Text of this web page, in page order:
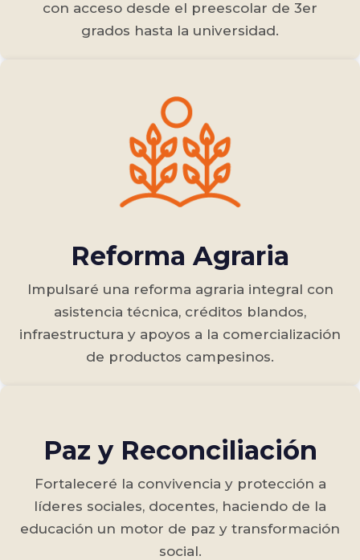
con acceso desde el preescolar de 3er
grados hasta la universidad.
Reforma Agraria
Impulsaré una reforma agraria integral con
asistencia técnica, créditos blandos,
infraestructura y apoyos a la comercialización
de productos campesinos.
Paz y Reconciliación
Fortaleceré la convivencia y protección a
líderes sociales, docentes, haciendo de la
educación un motor de paz y transformación
social.